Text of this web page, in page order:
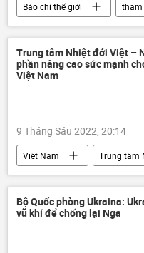
Báo chí thế giới
tham
Việt Nam
Сuộc chiến chống tham nhũng
vi phạm
Trung tâm Nhiệt đới Việt –
phần nâng cao sức mạnh
Việt Nam
9 Tháng Sáu 2022, 20:14
Việt Nam
Trung tâm
Nga
Quân đội Nhân
Khoa học
Hợp tác
Bộ Quốc phòng Ukraina:
vũ khí để chống lại Nga